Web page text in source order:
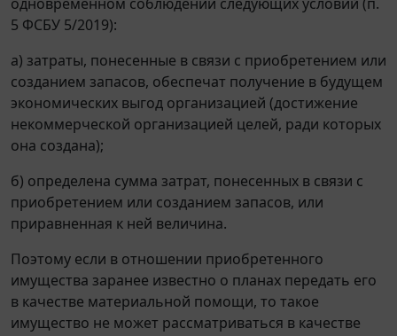
5 ФСБУ 5/2019):
а) затраты, понесенные в связи с приобретением или
созданием запасов, обеспечат получение в будущем
экономических выгод организацией (достижение
некоммерческой организацией целей, ради которых
она создана);
б) определена сумма затрат, понесенных в связи с
приобретением или созданием запасов, или
приравненная к ней величина.
Поэтому если в отношении приобретенного
имущества заранее известно о планах передать его
в качестве материальной помощи, то такое
имущество не может рассматриваться в качестве